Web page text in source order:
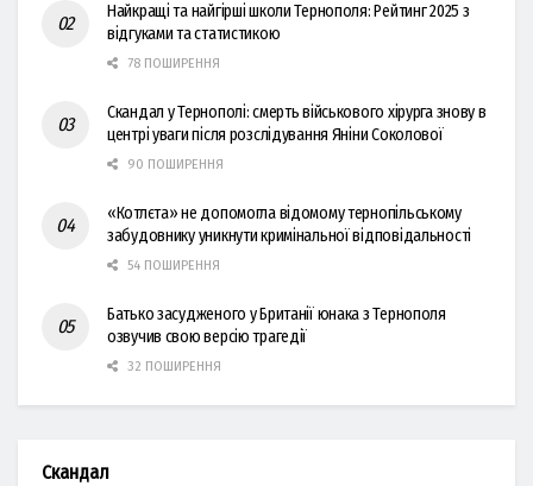
Найкращі та найгірші школи Тернополя: Рейтинг 2025 з
відгуками та статистикою
78 ПОШИРЕННЯ
Скандал у Тернополі: смерть військового хірурга знову в
центрі уваги після розслідування Яніни Соколової
90 ПОШИРЕННЯ
«Котлєта» не допомогла відомому тернопільському
забудовнику уникнути кримінальної відповідальності
54 ПОШИРЕННЯ
Батько засудженого у Британії юнака з Тернополя
озвучив свою версію трагедії
32 ПОШИРЕННЯ
Скандал